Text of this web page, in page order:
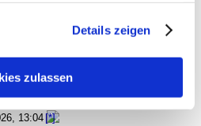
nutzen.
Details zeigen
zulassen
495 Views
13:04